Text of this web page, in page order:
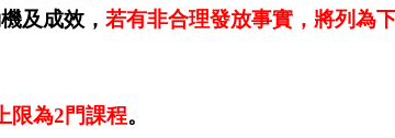
及成效，若有非合理發放事實，將列為
限為2門課程。